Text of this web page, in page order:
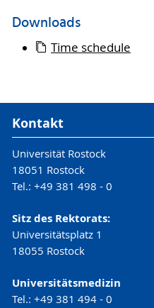
Downloads
Time schedule
Kontakt
Universität Rostock
18051 Rostock
Tel.: +49 381 498 - 0
Sitz des Rektorats:
Universitätsplatz 1
18055 Rostock
Universitätsmedizin
Tel.: +49 381 494 - 0